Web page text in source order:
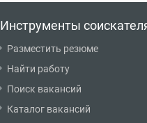
Инструменты
Разместить резюме
Найти работу
Поиск вакансий
Каталог вакансий